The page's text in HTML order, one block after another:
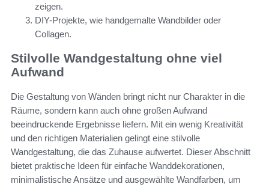
zeigen.
DIY-Projekte, wie handgemalte Wandbilder oder
Collagen.
Stilvolle Wandgestaltung ohne viel
Aufwand
Die Gestaltung von Wänden bringt nicht nur Charakter in die
Räume, sondern kann auch ohne großen Aufwand
beeindruckende Ergebnisse liefern. Mit ein wenig Kreativität
und den richtigen Materialien gelingt eine stilvolle
Wandgestaltung, die das Zuhause aufwertet. Dieser Abschnitt
bietet praktische Ideen für einfache Wanddekorationen,
minimalistische Ansätze und ausgewählte Wandfarben, um